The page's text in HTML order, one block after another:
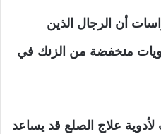
أن الرجال الذين
منخفضة من الزنك في
علاج الصلع قد يساعد